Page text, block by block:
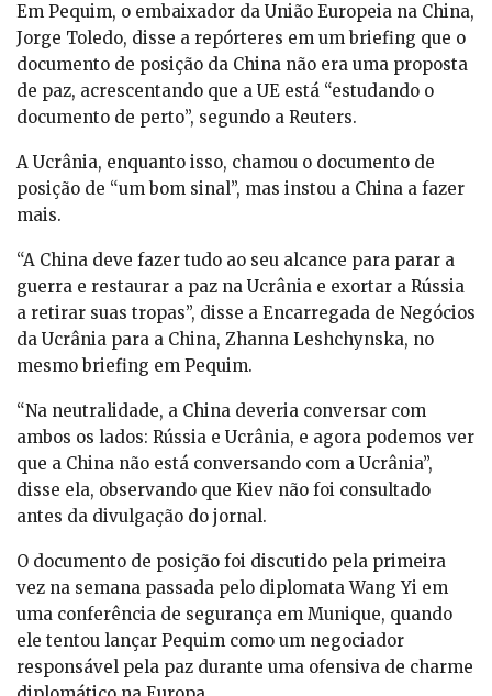
Em Pequim, o embaixador da União Europeia na China,
Jorge Toledo, disse a repórteres em um briefing que o
documento de posição da China não era uma proposta
de paz, acrescentando que a UE está “estudando o
documento de perto”, segundo a Reuters.
A Ucrânia, enquanto isso, chamou o documento de
posição de “um bom sinal”, mas instou a China a fazer
mais.
“A China deve fazer tudo ao seu alcance para parar a
guerra e restaurar a paz na Ucrânia e exortar a Rússia
a retirar suas tropas”, disse a Encarregada de Negócios
da Ucrânia para a China, Zhanna Leshchynska, no
mesmo briefing em Pequim.
“Na neutralidade, a China deveria conversar com
ambos os lados: Rússia e Ucrânia, e agora podemos ver
que a China não está conversando com a Ucrânia”,
disse ela, observando que Kiev não foi consultado
antes da divulgação do jornal.
O documento de posição foi discutido pela primeira
vez na semana passada pelo diplomata Wang Yi em
uma conferência de segurança em Munique, quando
ele tentou lançar Pequim como um negociador
responsável pela paz durante uma ofensiva de charme